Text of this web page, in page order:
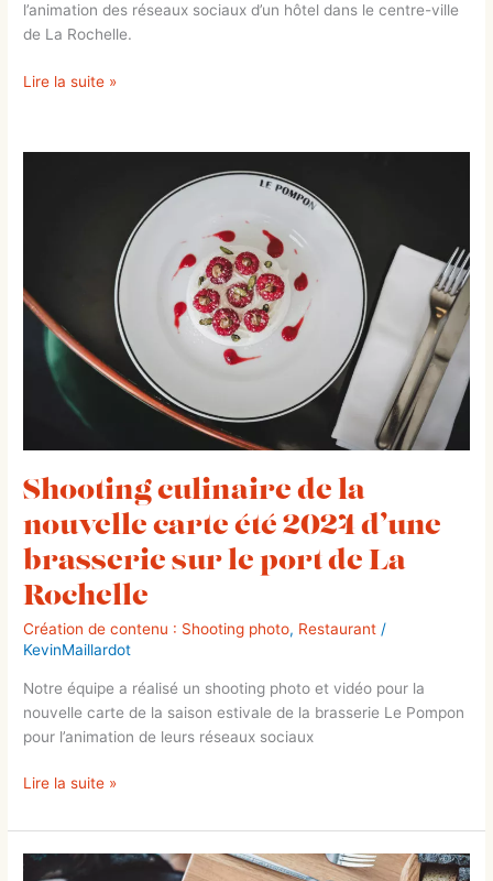
l’animation des réseaux sociaux d’un hôtel dans le centre-ville
de La Rochelle.
Lire la suite »
Shooting culinaire de la
nouvelle carte été 2024 d’une
brasserie sur le port de La
Rochelle
Création de contenu : Shooting photo, Restaurant /
KevinMaillardot
Notre équipe a réalisé un shooting photo et vidéo pour la
nouvelle carte de la saison estivale de la brasserie Le Pompon
pour l’animation de leurs réseaux sociaux
carte
été
2024
d’une
brasserie
port
de
La
Rochelle
Lire la suite »
Shooting